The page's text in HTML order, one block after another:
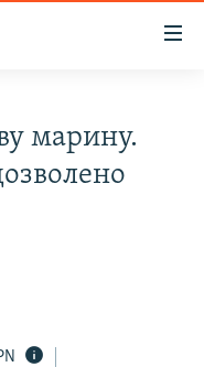
марину.